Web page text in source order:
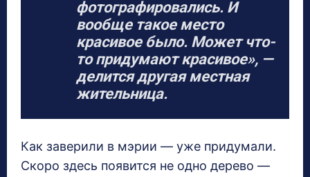
фотографировались. И
вообще такое место
красивое было. Может что-
то придумают красивое», —
делится другая местная
жительница.
Как заверили в мэрии — уже придумали.
Скоро здесь появится не одно дерево —